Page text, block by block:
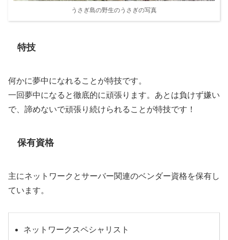
うさぎ島の野生のうさぎの写真
特技
何かに夢中になれることが特技です。
一回夢中になると徹底的に頑張ります。あとは負けず嫌い
で、諦めないで頑張り続けられることが特技です！
保有資格
主にネットワークとサーバー関連のベンダー資格を保有し
ています。
ネットワークスペシャリスト